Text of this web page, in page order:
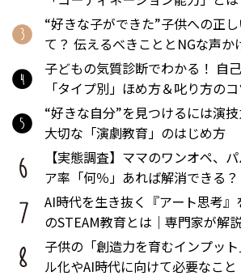
“好きな子ができた”子供への正
て？ 伝えるべきこととNGな声か
子どもの気質診断でわかる！ 自
「タイプ別」ほめ方＆叱り方の
“好きな自分”を見つけるには演
大切な「演劇教育」のはじめ方
【実態調査】ママのワンオペ、
ア率「何％」あれば解消できる？
AI時代を生き抜く『アート思考
のSTEAM教育とは｜専門家が解
子供の「創造力を育むインプッ
ル化やAI時代に向けて必要なこと